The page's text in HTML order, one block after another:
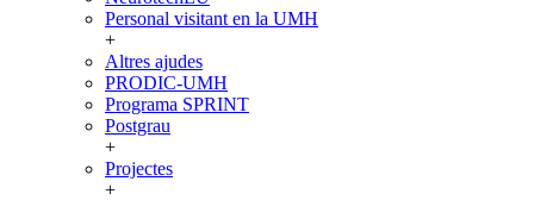
Personal visitant en la UMH
+
Altres ajudes
PRODIC-UMH
Programa SPRINT
Postgrau
+
Projectes
+